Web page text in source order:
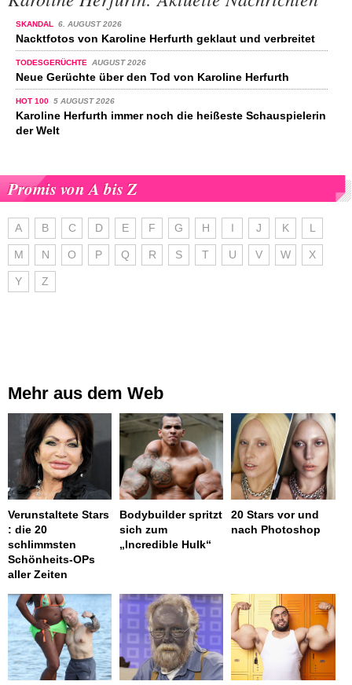
SKANDAL 6. AUGUST 2026
Nacktfotos von Karoline Herfurth geklaut und verbreitet
TODESGERÜCHTE AUGUST 2026
Neue Gerüchte über den Tod von Karoline Herfurth
HOT 100 5 AUGUST 2026
Karoline Herfurth immer noch die heißeste Schauspielerin
der Welt
Promis von A bis Z
A B C D E F G H I J K L
M N O P Q R S T U V W X
Y Z
Mehr aus dem Web
Verunstaltete Stars
: die 20
schlimmsten
Schönheits-OPs
aller Zeiten
Bodybuilder spritzt
sich zum
„Incredible Hulk“
20 Stars vor und
nach Photoshop